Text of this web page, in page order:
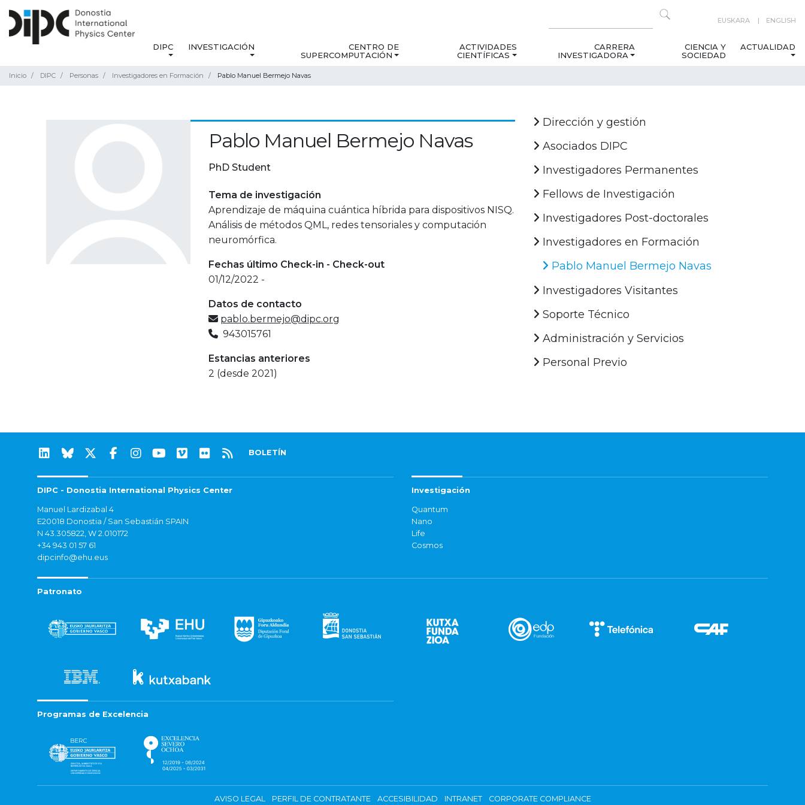
EUSKARA ENGLISH
DIPC INVESTIGACIÓN
CENTRO DE
SUPERCOMPUTACIÓN
ACTIVIDADES
CIENTÍFICAS
CARRERA
INVESTIGADORA
CIENCIA Y
SOCIEDAD
ACTUALIDAD
Inicio DIPC Personas Investigadores en Formación Pablo Manuel Bermejo Navas
Pablo Manuel Bermejo Navas
PhD Student
Tema de investigación
Aprendizaje de máquina cuántica híbrida para dispositivos NISQ.
Análisis de métodos QML, redes tensoriales y computación
neuromórfica.
Fechas último Check-in - Check-out
01/12/2022 -
Datos de contacto
pablo.bermejo@dipc.org
943015761
Estancias anteriores
2 (desde 2021)
Dirección y gestión
Asociados DIPC
Investigadores Permanentes
Fellows de Investigación
Investigadores Post-doctorales
Investigadores en Formación
Pablo Manuel Bermejo Navas
Investigadores Visitantes
Soporte Técnico
Administración y Servicios
Personal Previo
BOLETÍN
DIPC - Donostia International Physics Center
Manuel Lardizabal 4
E20018 Donostia / San Sebastián SPAIN
N 43.305822, W 2.010172
+34 943 01 57 61
dipcinfo@ehu.eus
Investigación
Quantum
Nano
Life
Cosmos
Patronato
Programas de Excelencia
AVISO LEGAL PERFIL DE CONTRATANTE ACCESIBILIDAD INTRANET CORPORATE COMPLIANCE